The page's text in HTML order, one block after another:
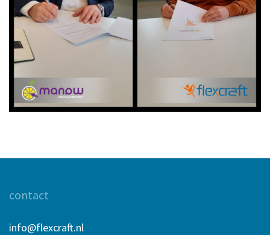
contact
info@flexcraft.nl